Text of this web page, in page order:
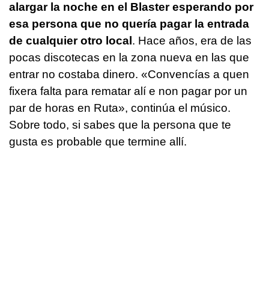
alargar la noche en el Blaster esperando por
esa persona que no quería pagar la entrada
de cualquier otro local . Hace años, era de las
pocas discotecas en la zona nueva en las que
entrar no costaba dinero. «Convencías a quen
fixera falta para rematar alí e non pagar por un
par de horas en Ruta», continúa el músico.
Sobre todo, si sabes que la persona que te
gusta es probable que termine allí.